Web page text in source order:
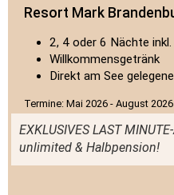
Resort Mark
2, 4 oder 6 Nächte
Willkommensgetränk
Direkt am See
Termine: Mai 2026 - August 2026
EXKLUSIVES LAST
unlimited & Halbpension!